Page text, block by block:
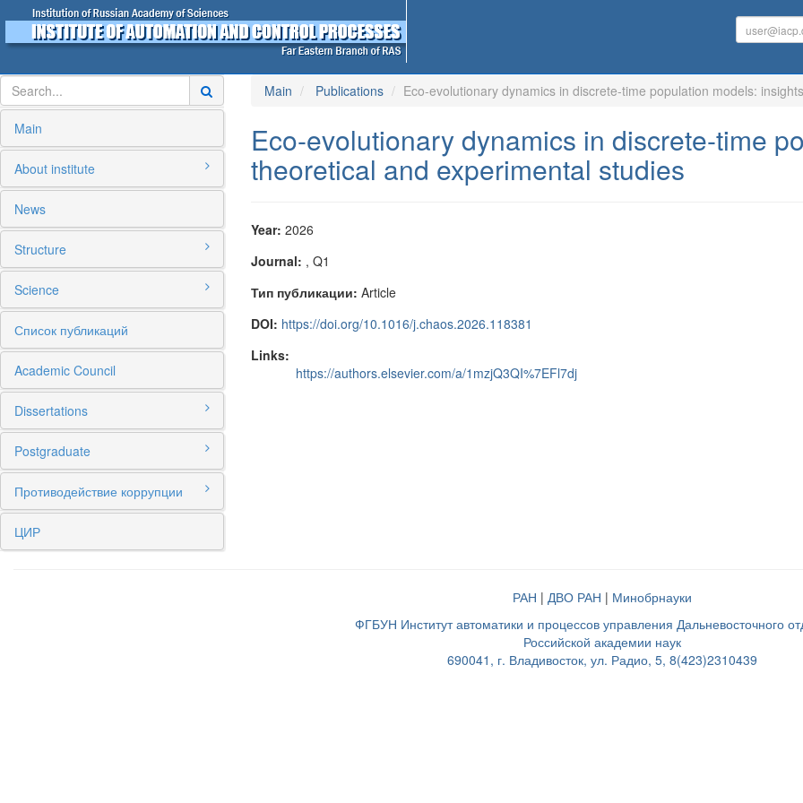
Main
About institute
News
Structure
Science
Список публикаций
Academic Council
Dissertations
Postgraduate
Противодействие коррупции
ЦИР
Main Publications Eco-evolutionary dynamics in discrete-time population models:
Eco-evolutionary dynamics in discrete-time
theoretical and experimental studies
Year: 2026
Journal: , Q1
Тип публикации: Article
DOI: https://doi.org/10.1016/j.chaos.2026.118381
Links:
https://authors.elsevier.com/a/1mzjQ3QI%7EFl7dj
РАН | ДВО РАН | Минобрнауки
ФГБУН Институт автоматики и процессов управления Дальневосточного
Российской академии наук
690041, г. Владивосток, ул. Радио, 5, 8(423)2310439